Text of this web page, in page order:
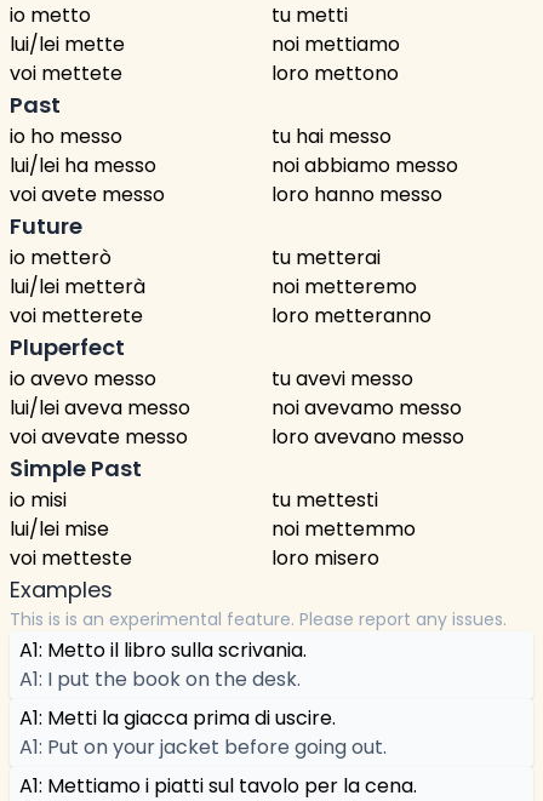
io metto
tu metti
lui/lei mette
noi mettiamo
voi mettete
loro mettono
Past
io ho messo
tu hai messo
lui/lei ha messo
noi abbiamo messo
voi avete messo
loro hanno messo
Future
io metterò
tu metterai
lui/lei metterà
noi metteremo
voi metterete
loro metteranno
Pluperfect
io avevo messo
tu avevi messo
lui/lei aveva messo
noi avevamo messo
voi avevate messo
loro avevano messo
Simple Past
io misi
tu mettesti
lui/lei mise
noi mettemmo
voi metteste
loro misero
Examples
This is is an experimental feature. Please report any issues.
A1: Metto il libro sulla scrivania.
A1: I put the book on the desk.
A1: Metti la giacca prima di uscire.
A1: Put on your jacket before going out.
A1: Mettiamo i piatti sul tavolo per la cena.